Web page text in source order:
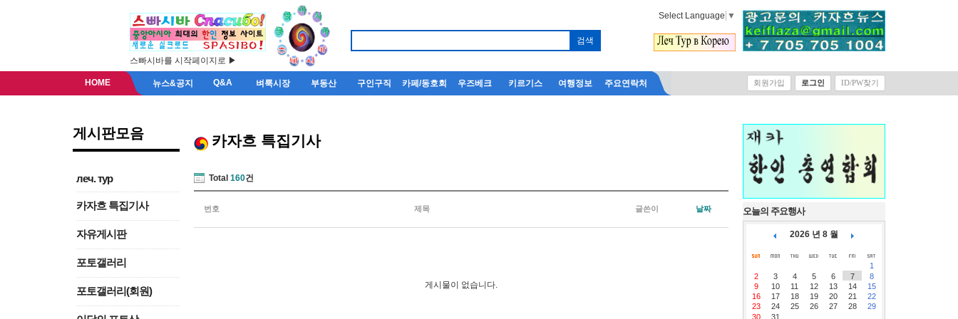
스빠시바를 시작페이지로 ▶
Select Language ▼
HOME 뉴스&공지 Q&A 벼룩시장 부동산 구인구직 카페/동호회 우즈베크 키르기스 여행정보 주요연락처 회원가입 로그인 ID/PW찾기
게시판모음
леч. тур
카자흐 특집기사
자유게시판
포토갤러리
포토갤러리(회원)
카자흐 특집기사
Total 160건
번호 제목 글쓴이 날짜
게시물이 없습니다.
오늘의 주요행사
2026 년 8 월
1
2
3 4 5 6 7
8
9
10 11 12 13 14
15
16
17 18 19 20 21
22
23
24 25 26 27 28
29
30
31